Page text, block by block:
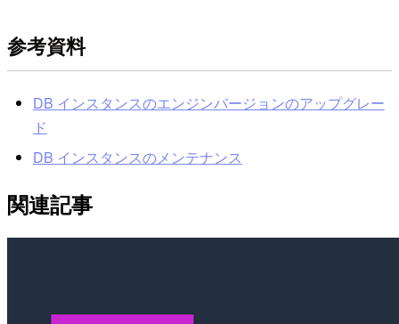
参考資料
DB インスタンスのエンジンバージョンのアップグレー
ド
DB インスタンスのメンテナンス
関連記事